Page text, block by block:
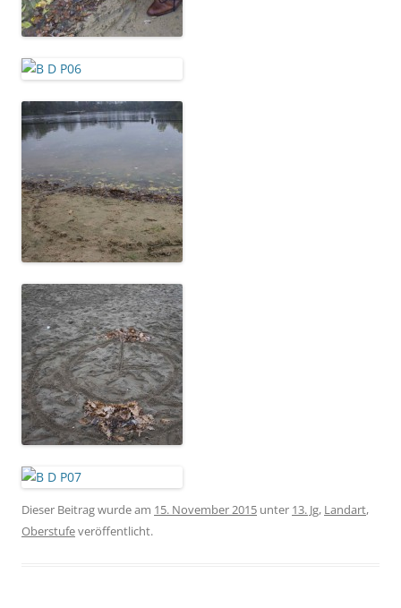
Dieser Beitrag wurde am 15. November 2015 unter 13. Jg, Landart,
Oberstufeveröffentlicht.